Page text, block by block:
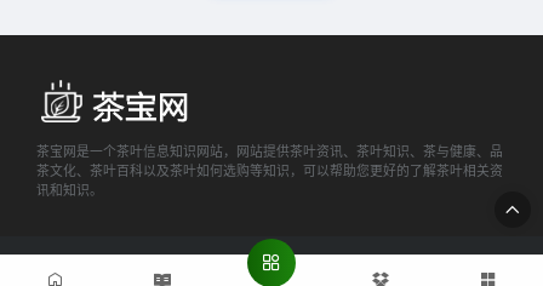
茶宝网是一个茶叶信息知识网站，网站提供茶叶资讯、茶叶知识、茶与健康、品
茶文化、茶叶百科以及茶叶如何选购等知识，可以帮助您更好的了解茶叶相关资
讯和知识。
© 2021-2022 茶宝网 WWW.CHABAO.NET 版权所有 网站地图